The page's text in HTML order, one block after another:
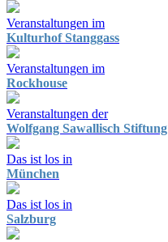
Veranstaltungen im
Kulturhof Stanggass
Veranstaltungen im
Rockhouse
Veranstaltungen der
Wolfgang Sawallisch Stiftung
Das ist los in
München
Das ist los in
Salzburg